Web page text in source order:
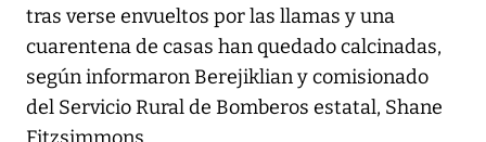
tras verse envueltos por las llamas y una
cuarentena de casas han quedado calcinadas,
según informaron Berejiklian y comisionado
del Servicio Rural de Bomberos estatal, Shane